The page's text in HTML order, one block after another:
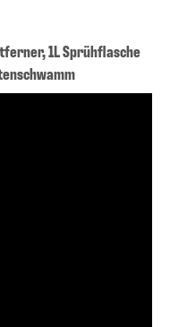
1L Sprühflasche